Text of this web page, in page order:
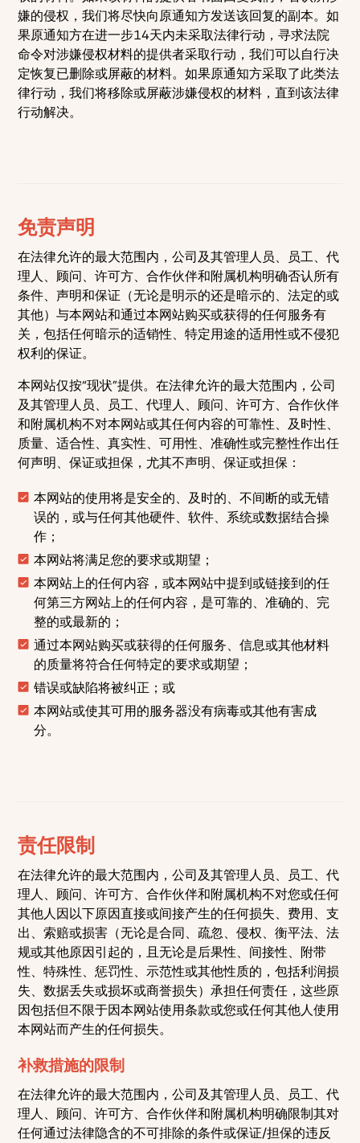
嫌的侵权，我们将尽快向原通知方发送该回复的副本。如
果原通知方在进一步14天内未采取法律行动，寻求法院
命令对涉嫌侵权材料的提供者采取行动，我们可以自行决
定恢复已删除或屏蔽的材料。如果原通知方采取了此类法
律行动，我们将移除或屏蔽涉嫌侵权的材料，直到该法律
行动解决。
免责声明
在法律允许的最大范围内，公司及其管理人员、员工、代
理人、顾问、许可方、合作伙伴和附属机构明确否认所有
条件、声明和保证（无论是明示的还是暗示的、法定的或
其他）与本网站和通过本网站购买或获得的任何服务有
关，包括任何暗示的适销性、特定用途的适用性或不侵犯
权利的保证。
本网站仅按“现状”提供。在法律允许的最大范围内，公司
及其管理人员、员工、代理人、顾问、许可方、合作伙伴
和附属机构不对本网站或其任何内容的可靠性、及时性、
质量、适合性、真实性、可用性、准确性或完整性作出任
何声明、保证或担保，尤其不声明、保证或担保：
本网站的使用将是安全的、及时的、不间断的或无错
误的，或与任何其他硬件、软件、系统或数据结合操
作；
本网站将满足您的要求或期望；
本网站上的任何内容，或本网站中提到或链接到的任
何第三方网站上的任何内容，是可靠的、准确的、完
整的或最新的；
通过本网站购买或获得的任何服务、信息或其他材料
的质量将符合任何特定的要求或期望；
错误或缺陷将被纠正；或
本网站或使其可用的服务器没有病毒或其他有害成
分。
责任限制
在法律允许的最大范围内，公司及其管理人员、员工、代
理人、顾问、许可方、合作伙伴和附属机构不对您或任何
其他人因以下原因直接或间接产生的任何损失、费用、支
出、索赔或损害（无论是合同、疏忽、侵权、衡平法、法
规或其他原因引起的，且无论是后果性、间接性、附带
性、特殊性、惩罚性、示范性或其他性质的，包括利润损
失、数据丢失或损坏或商誉损失）承担任何责任，这些原
因包括但不限于因本网站使用条款或您或任何其他人使用
本网站而产生的任何损失。
补救措施的限制
在法律允许的最大范围内，公司及其管理人员、员工、代
理人、顾问、许可方、合作伙伴和附属机构明确限制其对
任何通过法律隐含的不可排除的条件或保证/担保的违反